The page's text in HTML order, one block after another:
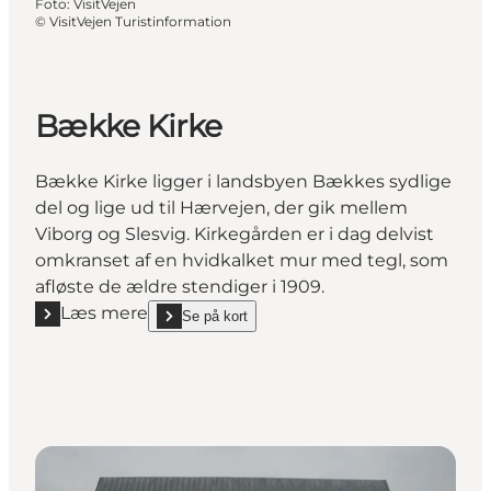
Foto: VisitVejen
© VisitVejen Turistinformation
Bække Kirke
Bække Kirke ligger i landsbyen Bækkes sydlige
del og lige ud til Hærvejen, der gik mellem
Viborg og Slesvig. Kirkegården er i dag delvist
omkranset af en hvidkalket mur med tegl, som
afløste de ældre stendiger i 1909.
Læs mere
Læs mere "Bække Kirke"
Se på kort
show Bække Kirke on_map